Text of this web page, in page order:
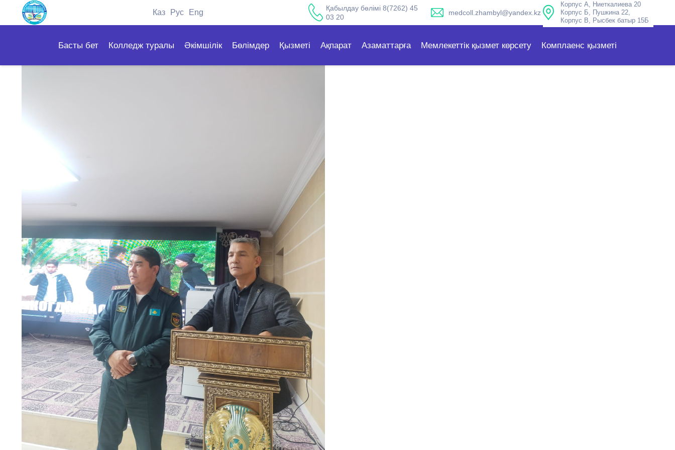
Каз Рус Eng
Қабылдау бөлімі 8(7262) 45
03 20
medcoll.zhambyl@yandex.kz
Корпус А, Ниеткалиева 20
Корпус Б, Пушкина 22,
Корпус В, Рысбек батыр 15Б
Басты бет Колледж туралы Әкімшілік Бөлімдер Қызметі Ақпарат Азаматтарға Мемлекеттік қызмет көрсету Комплаенс қызметі